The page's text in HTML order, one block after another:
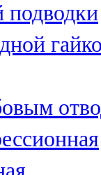
подводки